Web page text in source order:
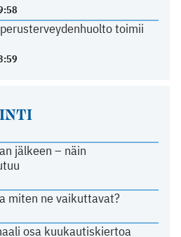
toimii
jälkeen – näin
miten ne vaikuttavat?
osa kuukautiskiertoa